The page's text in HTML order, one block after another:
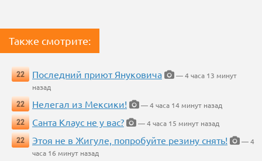
Также смотрите:
22 Последний приют Януковича
— 4 часа 13 минут
назад
22
Нелегал из Мексики!
— 4 часа 14 минут назад
22
Санта Клаус не у вас?
— 4 часа 15 минут назад
22
Этоя не в Жигуле, попробуйте резину снять!
— 4
часа 16 минут назад